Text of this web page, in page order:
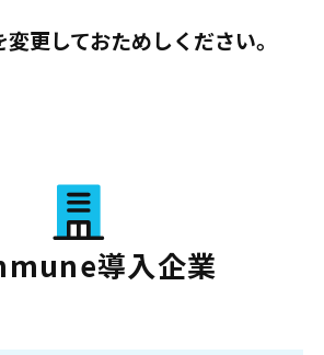
更しておためしください。
導入企業